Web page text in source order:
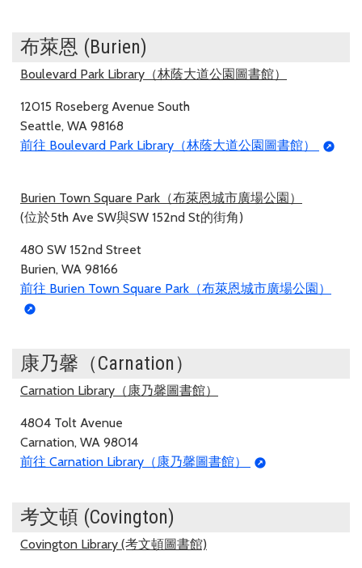
布萊恩 (Burien)
Boulevard Park Library（林蔭大道公園圖書館）
12015 Roseberg Avenue South
Seattle, WA 98168
前往 Boulevard Park Library（林蔭大道公園圖書館）
Burien Town Square Park（布萊恩城市廣場公園）
(位於5th Ave SW與SW 152nd St的街角)
480 SW 152nd Street
Burien, WA 98166
前往 Burien Town Square Park（布萊恩城市廣場公園）
康乃馨（Carnation）
Carnation Library（康乃馨圖書館）
4804 Tolt Avenue
Carnation, WA 98014
前往 Carnation Library（康乃馨圖書館）
考文頓 (Covington)
Covington Library (考文頓圖書館)